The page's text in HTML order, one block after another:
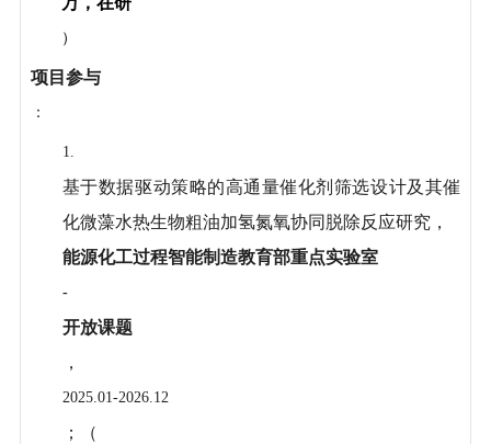
）
项目参与
：
1.
基于数据驱动策略的高通量催化剂筛选设计及其催
化微藻水热生物粗油加氢氮氧协同脱除反应研究，
能源化工过程智能制造教育部重点实验室
-
开放课题
，
2025.01-2026.12
；（